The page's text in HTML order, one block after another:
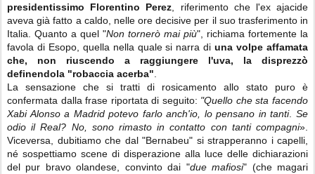
presidentissimo Florentino Perez , riferimento che l'ex ajacide
aveva già fatto a caldo, nelle ore decisive per il suo trasferimento in
Italia. Quanto a quel "Non tornerò mai più", richiama fortemente la
favola di Esopo, quella nella quale si narra diuna volpe affamata
che, non riuscendo a raggiungere l'uva, la disprezzò
definendola "robaccia acerba"
La sensazione che si tratti di rosicamento allo stato puro è
confermata dalla frase riportata di seguito: "Quello che sta facendo
Xabi Alonso a Madrid potevo farlo anch'io, lo pensano in tanti.Se
odio il Real? No, sono rimasto in contatto con tanti compagni».
Viceversa, dubitiamo che dal "Bernabeu" si strapperanno i capelli,
né sospettiamo scene di disperazione alla luce delle dichiarazioni
del pur bravo olandese, convinto dai "due mafiosi" (che magari